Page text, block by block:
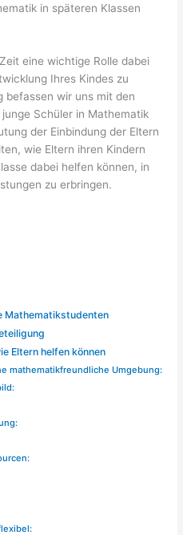
in späteren Klassen
eine wichtige Rolle dabei
Ihres Kindes zu
befassen wir uns mit den
Schüler in Mathematik
der Einbindung der Eltern
wie Eltern ihren Kindern
dabei helfen können, in
zu erbringen.
Mathematikstudenten
Eltern helfen können
mathematikfreundliche Umgebung: